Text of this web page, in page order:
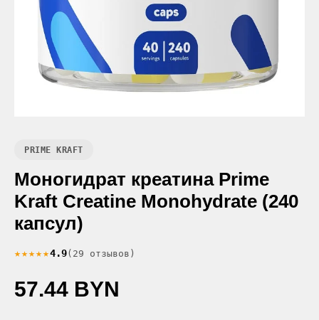
PRIME KRAFT
Моногидрат креатина Prime
Kraft Creatine Monohydrate (240
капсул)
★★★★★4.9(29 отзывов)
57.44 BYN